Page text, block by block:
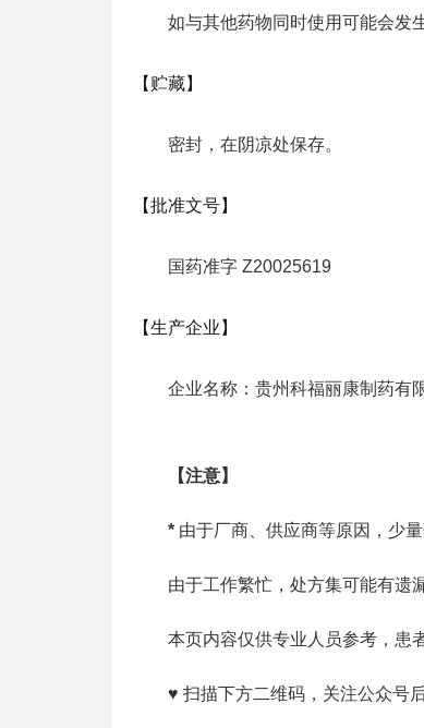
如与其他药物同时使用可能会发
【贮藏】
密封，在阴凉处保存。
【批准文号】
国药准字 Z20025619
【生产企业】
企业名称：贵州科福丽康制药有
【注意】
* 由于厂商、供应商等原因，少
由于工作繁忙，处方集可能有遗
本页内容仅供专业人员参考，患
♥ 扫描下方二维码，关注公众号